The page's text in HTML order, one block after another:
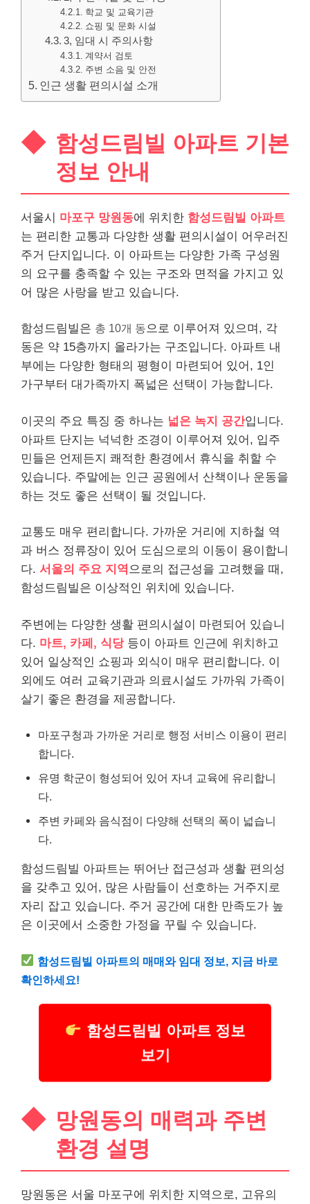
학교 및 교육기관
쇼핑 및 문화 시설
3, 임대 시 주의사항
계약서 검토
주변 소음 및 안전
인근 생활 편의시설 소개
함성드림빌 아파트 기본
정보 안내
서울시 마포구 망원동에 위치한 함성드림빌 아파트
는 편리한 교통과 다양한 생활 편의시설이 어우러진
주거 단지입니다. 이 아파트는 다양한 가족 구성원
의 요구를 충족할 수 있는 구조와 면적을 가지고 있
어 많은 사랑을 받고 있습니다.
함성드림빌은 총 10개 동으로 이루어져 있으며, 각
동은 약 15층까지 올라가는 구조입니다. 아파트 내
부에는 다양한 형태의 평형이 마련되어 있어, 1인
가구부터 대가족까지 폭넓은 선택이 가능합니다.
이곳의 주요 특징 중 하나는 넓은 녹지 공간입니다.
아파트 단지는 넉넉한 조경이 이루어져 있어, 입주
민들은 언제든지 쾌적한 환경에서 휴식을 취할 수
있습니다. 주말에는 인근 공원에서 산책이나 운동을
하는 것도 좋은 선택이 될 것입니다.
교통도 매우 편리합니다. 가까운 거리에 지하철 역
과 버스 정류장이 있어 도심으로의 이동이 용이합니
다. 서울의 주요 지역 으로의 접근성을 고려했을 때,
함성드림빌은 이상적인 위치에 있습니다.
주변에는 다양한 생활 편의시설이 마련되어 있습니
다. 마트, 카페, 식당등이 아파트 인근에 위치하고
있어 일상적인 쇼핑과 외식이 매우 편리합니다. 이
외에도 여러 교육기관과 의료시설도 가까워 가족이
살기 좋은 환경을 제공합니다.
마포구청과 가까운 거리로 행정 서비스 이용이 편리
합니다.
유명 학군이 형성되어 있어 자녀 교육에 유리합니
다.
주변 카페와 음식점이 다양해 선택의 폭이 넓습니
다.
함성드림빌 아파트는 뛰어난 접근성과 생활 편의성
을 갖추고 있어, 많은 사람들이 선호하는 거주지로
자리 잡고 있습니다. 주거 공간에 대한 만족도가 높
은 이곳에서 소중한 가정을 꾸릴 수 있습니다.
함성드림빌 아파트의 매매와 임대 정보, 지금 바로
확인하세요!
함성드림빌 아파트 정보
보기
망원동의 매력과 주변
환경 설명
망원동은 서울 마포구에 위치한 지역으로, 고유의